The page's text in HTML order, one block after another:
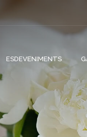
ESDEVENIMENTS